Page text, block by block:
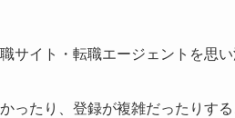
サイト・転職エージェントを思
ったり、登録が複雑だったりす